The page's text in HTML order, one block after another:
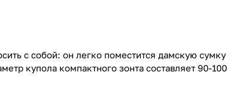
с собой: он легко поместится дамскую сумку
купола компактного зонта составляет 90-100